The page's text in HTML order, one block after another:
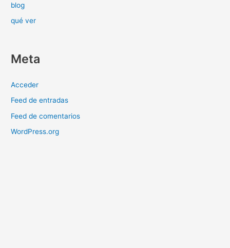
blog
qué ver
Meta
Acceder
Feed de entradas
Feed de comentarios
WordPress.org